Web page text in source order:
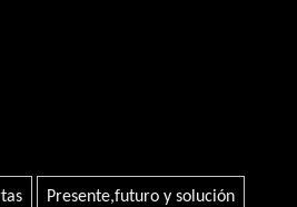
Presente,futuro y solución